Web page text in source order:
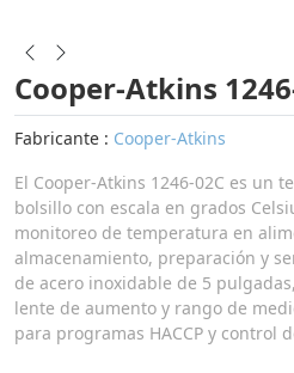
Cooper-Atkins
Fabricante : Cooper-Atkins
El Cooper-Atkins 1246-02C es un
bolsillo con escala en grados
monitoreo de temperatura en
almacenamiento, preparación y
de acero inoxidable de 5
lente de aumento y rango de
para programas HACCP y control